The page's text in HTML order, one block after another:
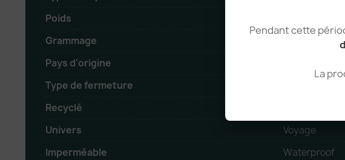
Pendant cette
La
Poids
Grammage
Pays d'origine
Type de fermeture
Recyclé
Univers
Voyage
Imperméable
Waterproof